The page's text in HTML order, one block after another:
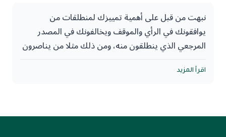
رواد التنمية الذاتية وأدبيات النجاح الأمريكية.
يبدأ بلوم في تطبيق هذه الأفكار في أبسط المواقف حتى
تقوده الليالي لحادث على الطريق السريع وتنطلق منه
رحلته في هذا المجال المهني، ويبدأ فيه تطبيق هذه
نبهت من قبل على أهمية تمييزك لمنطلقات من
يوافقونك في الرأي والموقف ويخالفونك في المصدر
المرجعي الذي ينطلقون منه، ومن ذلك مثلا من يناصرون
هكذا كانت تفكر بعض التيارات التي لا أحب تسميتها،
اقرأ المزيد